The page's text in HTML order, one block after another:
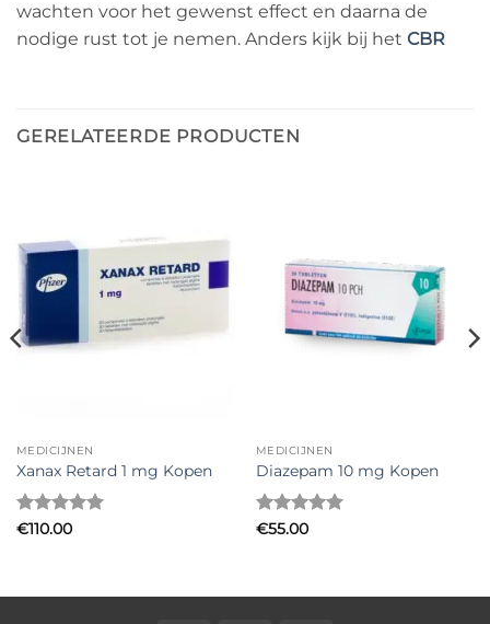
wachten voor het gewenst effect en daarna de
nodige rust tot je nemen. Anders kijk bij het CBR
GERELATEERDE PRODUCTEN
MEDICIJNEN
Xanax Retard 1 mg Kopen
Gewaardeerd
€110.00
MEDICIJNEN
Diazepam 10 mg Kopen
Gewaardeerd
€55.00